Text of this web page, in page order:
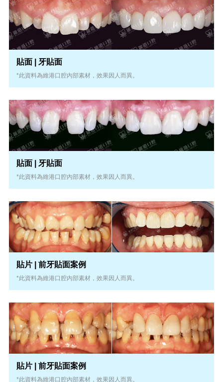
貼面 | 牙貼面
*此資料為維港口腔內部素材，效果因人而異。
貼面 | 牙貼面
*此資料為維港口腔內部素材，效果因人而異。
貼片 | 前牙貼面案例
*此資料為維港口腔內部素材，效果因人而異。
貼片 | 前牙貼面案例
*此資料為維港口腔內部素材，效果因人而異。